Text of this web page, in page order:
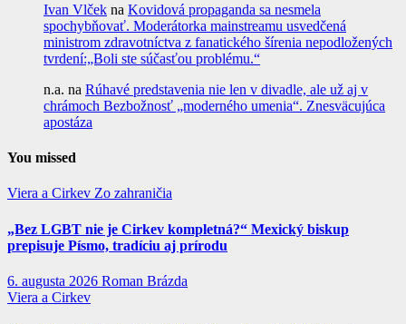
Ivan Vlček na Kovidová propaganda sa nesmela
spochybňovať. Moderátorka mainstreamu usvedčená
ministrom zdravotníctva z fanatického šírenia nepodložených
tvrdení:„Boli ste súčasťou problému.“
n.a. na Rúhavé predstavenia nie len v divadle, ale už aj v
chrámoch Bezbožnosť „moderného umenia“. Znesväcujúca
apostáza
You missed
Viera a Cirkev Zo zahraničia
„Bez LGBT nie je Cirkev kompletná?“ Mexický biskup
prepisuje Písmo, tradíciu aj prírodu
6. augusta 2026 Roman Brázda
Viera a Cirkev